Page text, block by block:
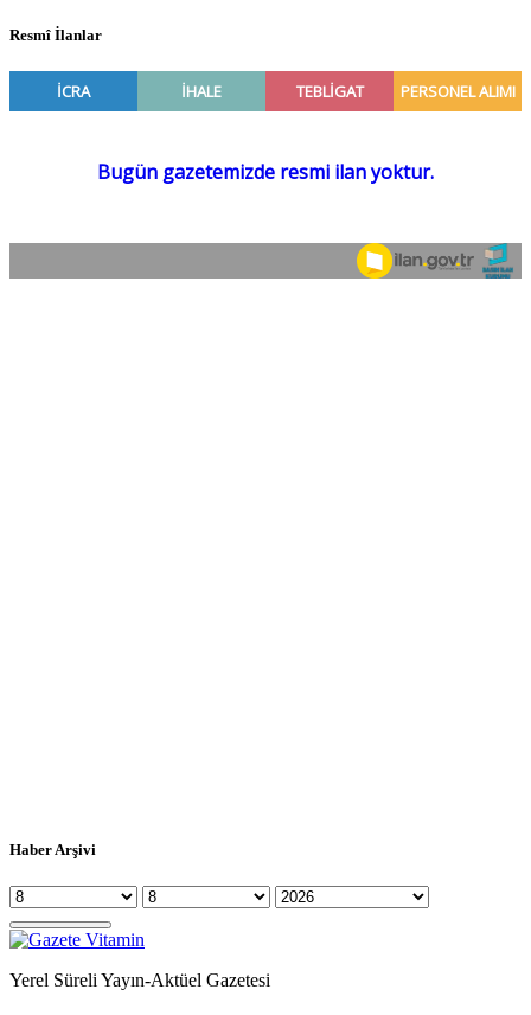
Resmî İlanlar
Haber Arşivi
Yerel Süreli Yayın-Aktüel Gazetesi